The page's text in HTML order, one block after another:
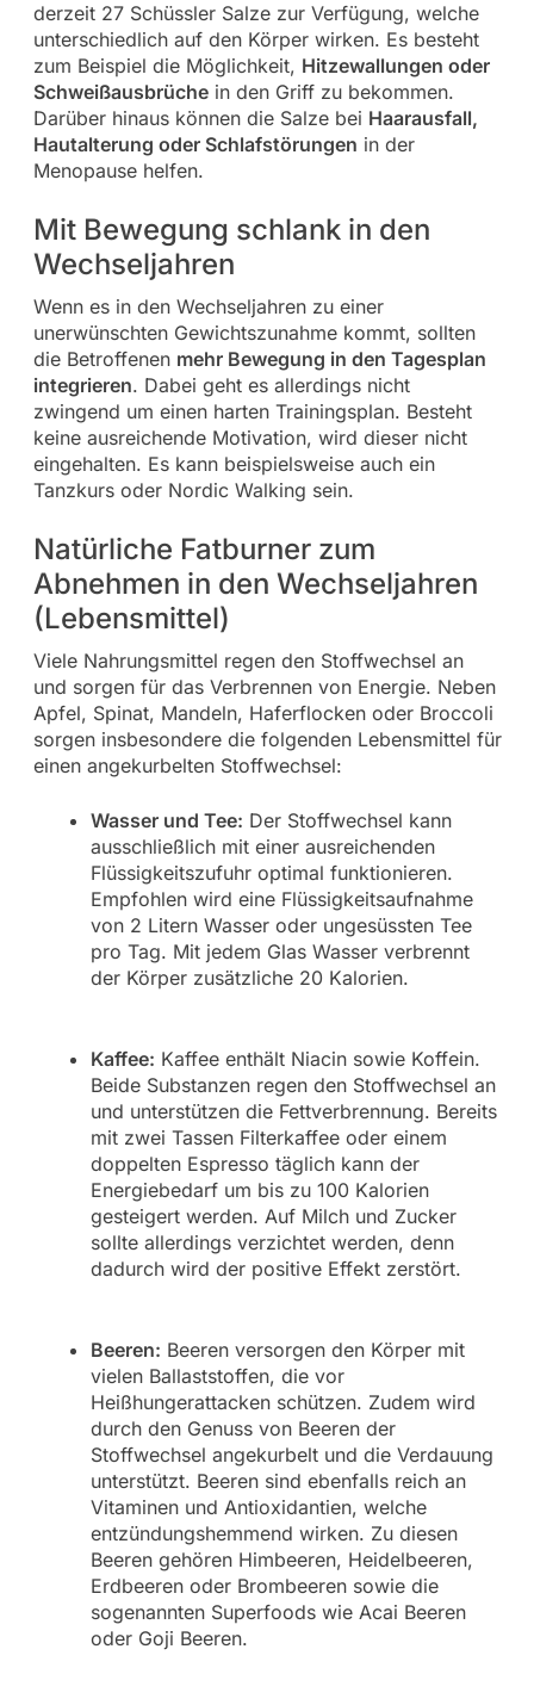
derzeit 27 Schüssler Salze zur Verfügung, welche
unterschiedlich auf den Körper wirken. Es besteht
zum Beispiel die Möglichkeit, Hitzewallungen oder
Schweißausbrüchein den Griff zu bekommen.
Darüber hinaus können die Salze bei Haarausfall,
Hautalterung oder Schlafstörungen in der
Menopause helfen.
Mit Bewegung schlank in den
Wechseljahren
Wenn es in den Wechseljahren zu einer
unerwünschten Gewichtszunahme kommt, sollten
die Betroffenen mehr Bewegung in den Tagesplan
integrieren. Dabei geht es allerdings nicht
zwingend um einen harten Trainingsplan. Besteht
keine ausreichende Motivation, wird dieser nicht
eingehalten. Es kann beispielsweise auch ein
Tanzkurs oder Nordic Walking sein.
Natürliche Fatburner zum
Abnehmen in den Wechseljahren
(Lebensmittel)
Viele Nahrungsmittel regen den Stoffwechsel an
und sorgen für das Verbrennen von Energie. Neben
Apfel, Spinat, Mandeln, Haferflocken oder Broccoli
sorgen insbesondere die folgenden Lebensmittel für
einen angekurbelten Stoffwechsel:
Wasser und Tee: Der Stoffwechsel kann
ausschließlich mit einer ausreichenden
Flüssigkeitszufuhr optimal funktionieren.
Empfohlen wird eine Flüssigkeitsaufnahme
von 2 Litern Wasser oder ungesüssten Tee
pro Tag. Mit jedem Glas Wasser verbrennt
der Körper zusätzliche 20 Kalorien.
Kaffee: Kaffee enthält Niacin sowie Koffein.
Beide Substanzen regen den Stoffwechsel an
und unterstützen die Fettverbrennung. Bereits
mit zwei Tassen Filterkaffee oder einem
doppelten Espresso täglich kann der
Energiebedarf um bis zu 100 Kalorien
gesteigert werden. Auf Milch und Zucker
sollte allerdings verzichtet werden, denn
dadurch wird der positive Effekt zerstört.
Beeren: Beeren versorgen den Körper mit
vielen Ballaststoffen, die vor
Heißhungerattacken schützen. Zudem wird
durch den Genuss von Beeren der
Stoffwechsel angekurbelt und die Verdauung
unterstützt. Beeren sind ebenfalls reich an
Vitaminen und Antioxidantien, welche
entzündungshemmend wirken. Zu diesen
Beeren gehören Himbeeren, Heidelbeeren,
Erdbeeren oder Brombeeren sowie die
sogenannten Superfoods wie Acai Beeren
oder Goji Beeren.